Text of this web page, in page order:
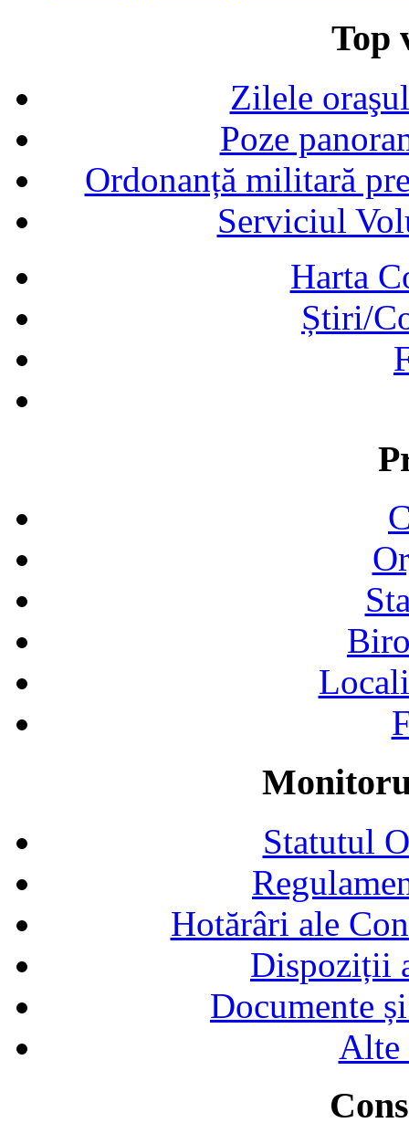
Top
Zilele
Poze
Ordonanță militară
Serviciul
Harta
Știri/
Statutul
Hotărâri ale
Dispoziții
Documente
Alte